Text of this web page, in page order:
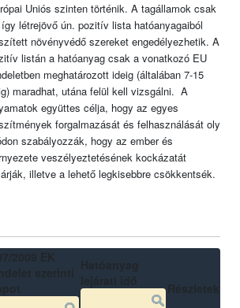
Uniós szinten történik. A tagállamok csak
létrejövő ún. pozitív lista hatóanyagaiból
növényvédő szereket engedélyezhetik. A
listán a hatóanyag csak a vonatkozó EU
meghatározott ideig (általában 7-15
maradhat, utána felül kell vizsgálni. A
együttes célja, hogy az egyes
forgalmazását és felhasználását oly
szabályozzák, hogy az ember és
veszélyeztetésének kockázatát
illetve a lehető legkisebbre csökkentsék.